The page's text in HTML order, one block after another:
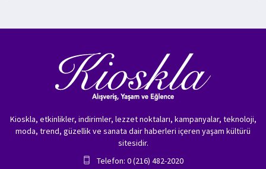
Kioskla, etkinlikler, indirimler, lezzet noktaları, kampanyalar, teknoloji,
moda, trend, güzellik ve sanata dair haberleri içeren yaşam kültürü
sitesidir.
Telefon: 0 (216) 482-2020